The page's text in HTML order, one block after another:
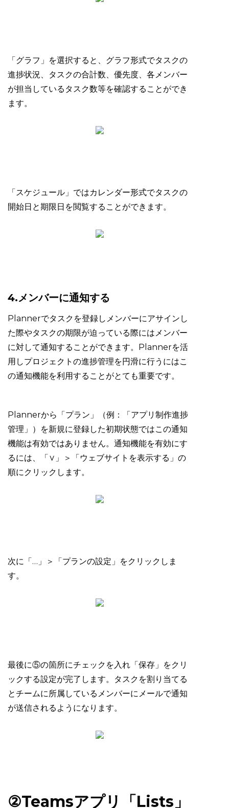
「グラフ」を選択すると、グラフ形式でタスクの
進捗状況、タスクの合計数、優先度、各メンバー
が担当しているタスク数等を確認することができ
ます。
「スケジュール」ではカレンダー形式でタスクの
開始日と期限日を閲覧することができます。
4.メンバーに通知する
Plannerでタスクを登録しメンバーにアサインし
た際やタスクの期限が迫っている際にはメンバー
に対して通知することができます。Plannerを活
用しプロジェクトの進捗管理を円滑に行うにはこ
の通知機能を利用することがとても重要です。
Plannerから「プラン」（例：「アプリ制作進捗
管理」）を新規に登録した初期状態ではこの通知
機能は有効ではありません。通知機能を有効にす
るには、「∨」＞「ウェブサイトを表示する」の
順にクリックします。
次に「…」＞「プランの設定」をクリックしま
す。
最後に⑤の箇所にチェックを入れ「保存」をクリ
ックする設定が完了します。タスクを割り当てる
とチームに所属しているメンバーにメールで通知
が送信されるようになります。
②Teamsアプリ「Lists」